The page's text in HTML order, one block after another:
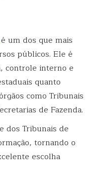
é um dos que mais
públicos. Ele é
controle interno e
quanto
como Tribunais
de Fazenda.
dos Tribunais de
tornando o
escolha